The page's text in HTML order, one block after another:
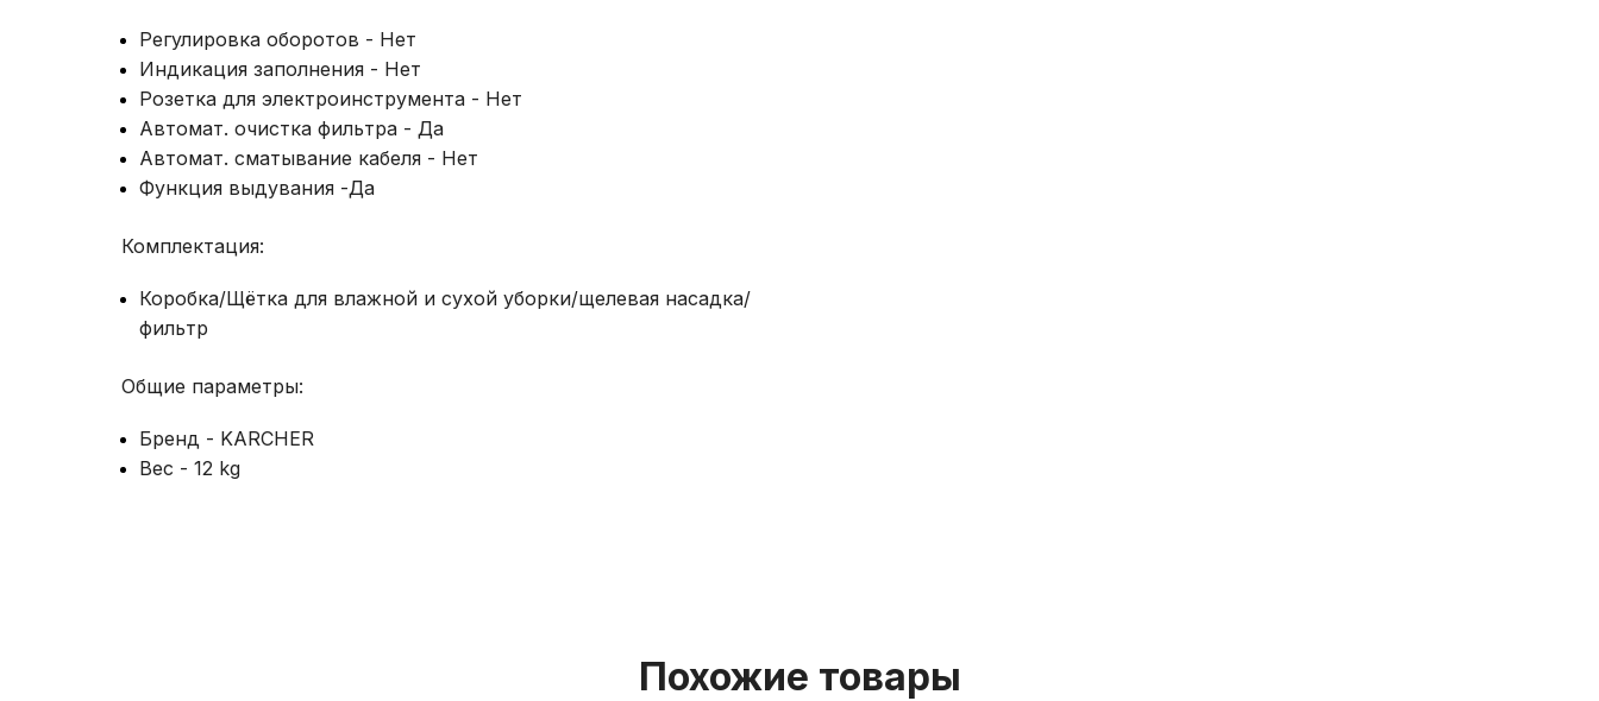
Регулировка оборотов - Нет
Индикация заполнения - Нет
Розетка для электроинструмента - Нет
Автомат. очистка фильтра - Да
Автомат. сматывание кабеля - Нет
Функция выдувания -Да
Комплектация:
Коробка/Щётка для влажной и сухой уборки/щелевая насадка/
фильтр
Общие параметры:
Бренд - KARCHER
Вес - 12 kg
Похожие товары